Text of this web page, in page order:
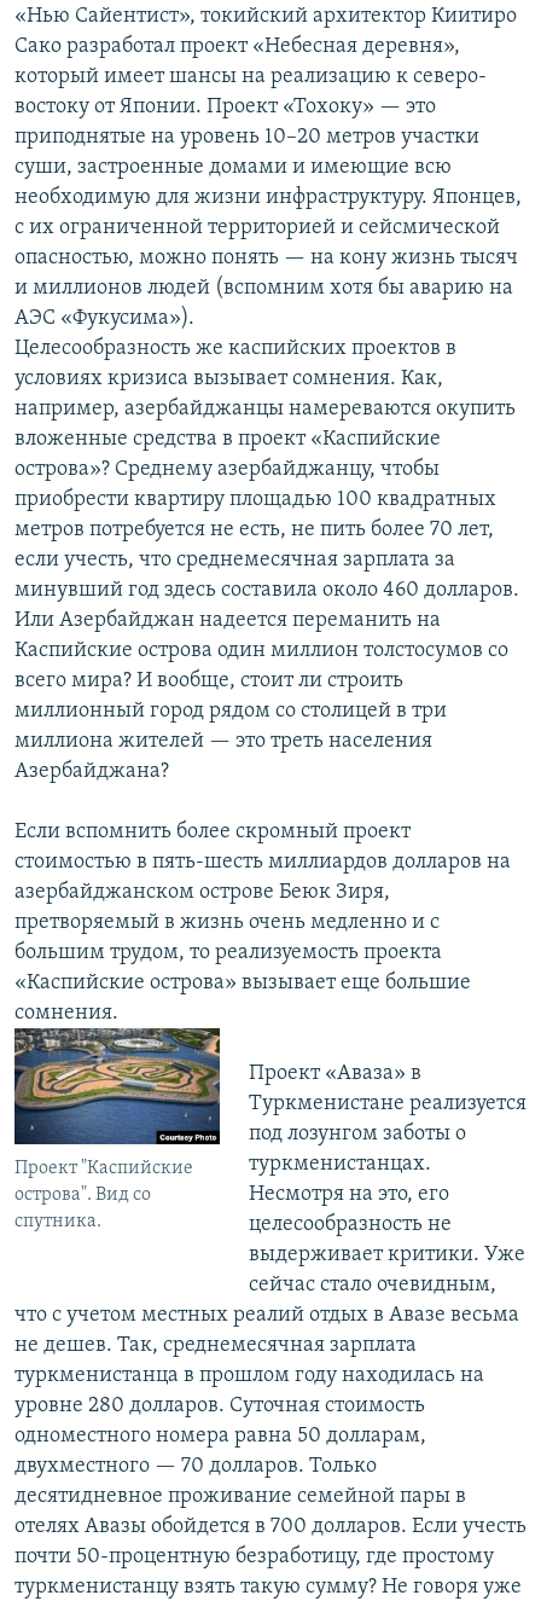
«Нью Сайентист», токийский архитектор Киитиро
Сако разработал проект «Небесная деревня»,
который имеет шансы на реализацию к северо-
востоку от Японии. Проект «Тохоку» — это
приподнятые на уровень 10–20 метров участки
суши, застроенные домами и имеющие всю
необходимую для жизни инфраструктуру. Японцев,
с их ограниченной территорией и сейсмической
опасностью, можно понять — на кону жизнь тысяч
и миллионов людей (вспомним хотя бы аварию на
АЭС «Фукусима»).
Целесообразность же каспийских проектов в
условиях кризиса вызывает сомнения. Как,
например, азербайджанцы намереваются окупить
вложенные средства в проект «Каспийские
острова»? Среднему азербайджанцу, чтобы
приобрести квартиру площадью 100 квадратных
метров потребуется не есть, не пить более 70 лет,
если учесть, что среднемесячная зарплата за
минувший год здесь составила около 460 долларов.
Или Азербайджан надеется переманить на
Каспийские острова один миллион толстосумов со
всего мира? И вообще, стоит ли строить
миллионный город рядом со столицей в три
миллиона жителей — это треть населения
Азербайджана?
Если вспомнить более скромный проект
стоимостью в пять-шесть миллиардов долларов на
азербайджанском острове Беюк Зиря,
претворяемый в жизнь очень медленно и с
большим трудом, то реализуемость проекта
«Каспийские острова» вызывает еще большие
сомнения.
Проект "Каспийские
острова". Вид со
спутника.
Проект «Аваза» в
Туркменистане реализуется
под лозунгом заботы о
туркменистанцах.
Несмотря на это, его
целесообразность не
выдерживает критики. Уже
сейчас стало очевидным,
что с учетом местных реалий отдых в Авазе весьма
не дешев. Так, среднемесячная зарплата
туркменистанца в прошлом году находилась на
уровне 280 долларов. Суточная стоимость
одноместного номера равна 50 долларам,
двухместного — 70 долларов. Только
десятидневное проживание семейной пары в
отелях Авазы обойдется в 700 долларов. Если учесть
почти 50-процентную безработицу, где простому
туркменистанцу взять такую сумму? Не говоря уже